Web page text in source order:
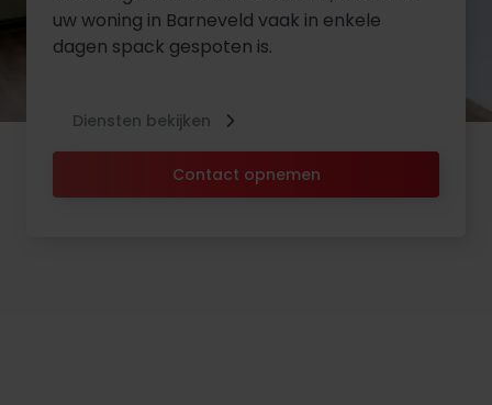
uw woning in Barneveld vaak in enkele
dagen spack gespoten is.
Contact opnemen
Diensten bekijken